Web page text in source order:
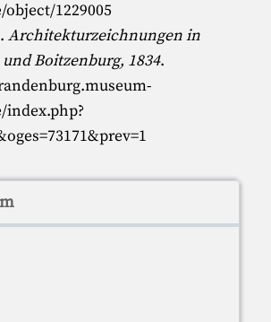
1229005
Architekturzeichnungen in
Boitzenburg, 1834.
index.php?